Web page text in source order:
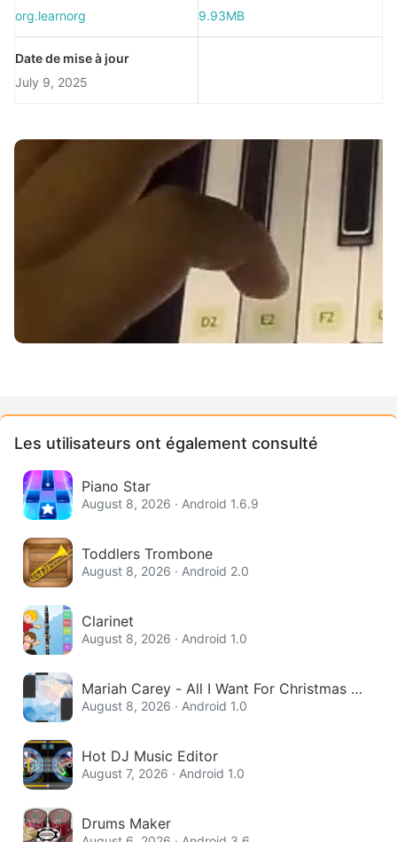
org.learnorg 9.93MB
Date de mise à jour
July 9, 2025
Les utilisateurs ont également consulté
Piano Star
August 8, 2026 · Android 1.6.9
Toddlers Trombone
August 8, 2026 · Android 2.0
Clarinet
August 8, 2026 · Android 1.0
Mariah Carey - All I Want For Christmas Is
You
August 8, 2026 · Android 1.0
Hot DJ Music Editor
August 7, 2026 · Android 1.0
Drums Maker